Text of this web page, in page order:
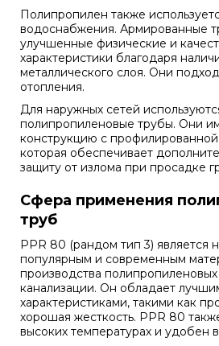
Полипропилен также
водоснабжения. Армированные
улучшенные физические и
характеристики благодаря
металлического слоя. Они
отопления.
Для наружных сетей
полипропиленовые трубы. Они
конструкцию с
которая обеспечивает
защиту от излома при просадке
Сфера применения
труб
PPR 80 (рандом тип 3) является
популярным и современным
производства
канализации. Он обладает
характеристиками, такими как
хорошая жесткость. PPR 80
высоких температурах и удобен